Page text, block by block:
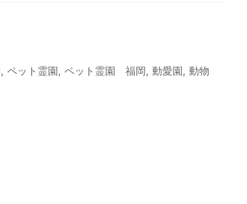
, ペット霊園 , ペット霊園 福岡 , 動愛園 , 動物